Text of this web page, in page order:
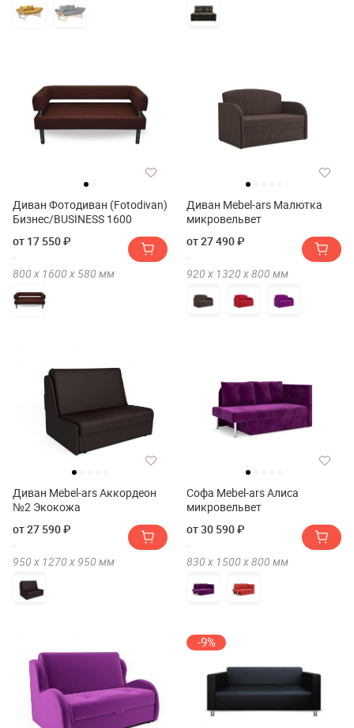
Диван Фотодиван (Fotodivan)
Бизнес/BUSINESS 1600
от 17 550 ₽
800 х 1600 х 580 мм
Диван Mebel-ars Малютка
микровельвет
от 27 490 ₽
920 х 1320 х800 мм
Диван Mebel-ars Аккордеон
№2 Экокожа
от 27 590 ₽
950 х 1270 х 950 мм
Софа Mebel-ars Алиса
микровельвет
от 30 590 ₽
830 х 1500 х800 мм
-9%